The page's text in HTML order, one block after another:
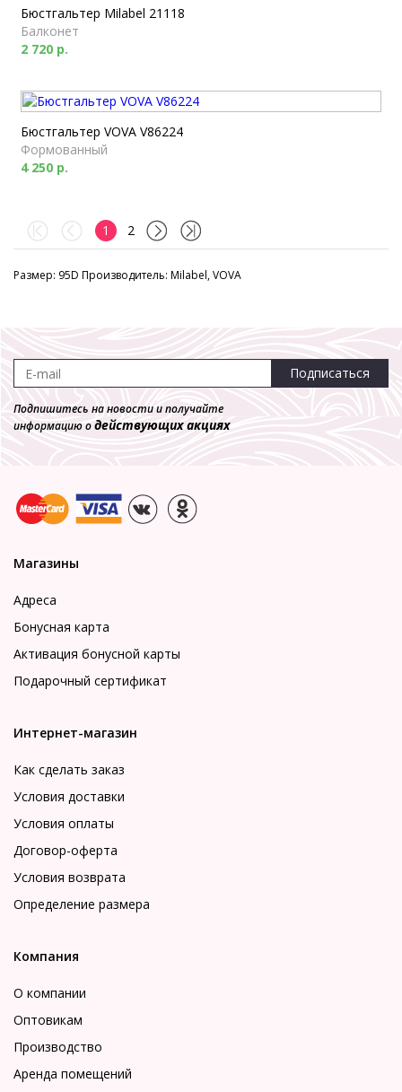
Бюстгальтер Milabel 21118
Балконет
2 720 р.
Бюстгальтер VOVA V86224
Формованный
4 250 р.
1 2
Размер: 95D Производитель: Milabel, VOVA
Подписаться
Подпишитесь на новости и получайте
информацию одействующих акциях
Магазины
Адреса
Бонусная карта
Активация бонусной карты
Подарочный сертификат
Интернет-магазин
Как сделать заказ
Условия доставки
Условия оплаты
Договор-оферта
Условия возврата
Определение размера
Компания
О компании
Оптовикам
Производство
Аренда помещений